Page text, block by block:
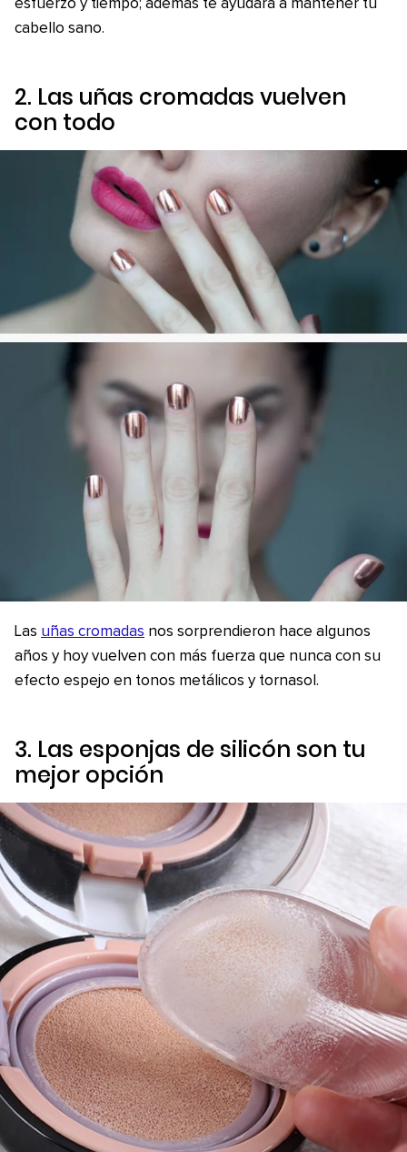
esfuerzo y tiempo; además te ayudará a mantener tu
cabello sano.
2. Las uñas cromadas vuelven
con todo
Las uñas cromadas nos sorprendieron hace algunos
años y hoy vuelven con más fuerza que nunca con su
efecto espejo en tonos metálicos y tornasol.
3. Las esponjas de silicón son tu
mejor opción